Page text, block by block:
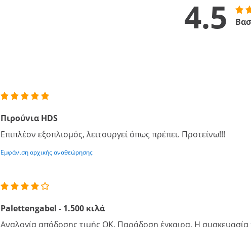
4.5
Πιρούνια HDS
Επιπλέον εξοπλισμός, λειτουργεί όπως πρέπει. Προτείνω!!!
Εμφάνιση αρχικής αναθεώρησης
Palettengabel - 1.500 κιλά
Αναλογία απόδοσης τιμής ΟΚ. Παράδοση έγκαιρα. Η συσκευασία